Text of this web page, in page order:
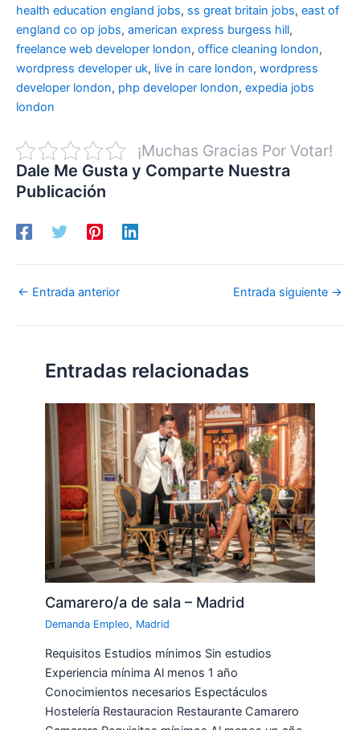
health education england jobs, ss great britain jobs, east of
england co op jobs, american express burgess hill,
freelance web developer london, office cleaning london,
wordpress developer uk, live in care london, wordpress
developer london, php developer london, expedia jobs
london
¡Muchas Gracias Por Votar!
Dale Me Gusta y Comparte Nuestra
Publicación
← Entrada anterior Entrada siguiente →
Entradas relacionadas
Camarero/a de sala – Madrid
Demanda Empleo, Madrid
Requisitos Estudios mínimos Sin estudios
Experiencia mínima Al menos 1 año
Conocimientos necesarios Espectáculos
Hostelería Restauracion Restaurante Camarero